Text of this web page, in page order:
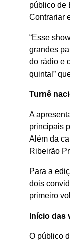
público de
Contrariar
“Esse
grandes
do rádio e
quintal”
Turnê
A
principais
Além da
Ribeirão
Para a
dois
primeiro
Início das
O público